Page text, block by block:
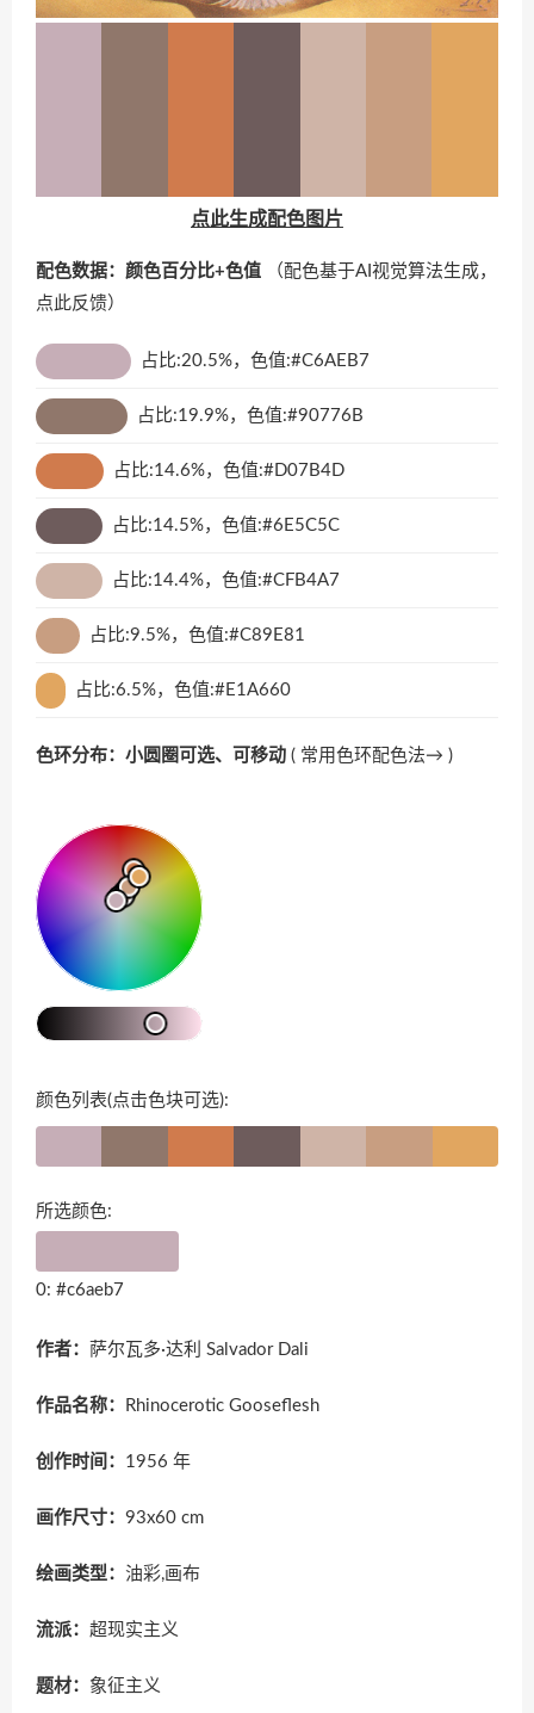
点此生成配色图片
配色数据：颜色百分比+色值 （配色基于AI视觉算法生成，
点此反馈）
占比:20.5%，色值:#C6AEB7
占比:19.9%，色值:#90776B
占比:14.6%，色值:#D07B4D
占比:14.5%，色值:#6E5C5C
占比:14.4%，色值:#CFB4A7
占比:9.5%，色值:#C89E81
占比:6.5%，色值:#E1A660
色环分布：小圆圈可选、可移动 ( 常用色环配色法→ )
颜色列表(点击色块可选):
所选颜色:
0: #c6aeb7
作者： 萨尔瓦多·达利 Salvador Dali
作品名称： Rhinocerotic Gooseflesh
创作时间： 1956 年
画作尺寸： 93x60 cm
绘画类型： 油彩,画布
流派： 超现实主义
题材： 象征主义